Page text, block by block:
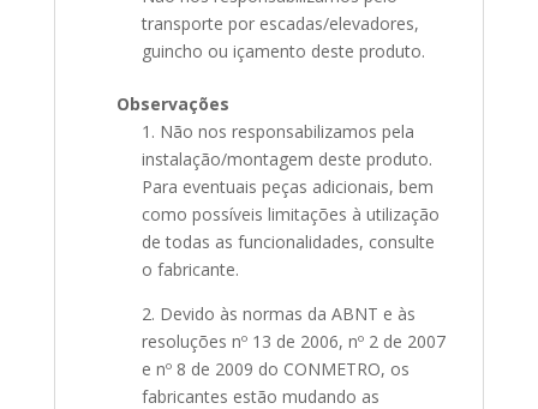
transporte por escadas/elevadores,
guincho ou içamento deste produto.
Observações
1. Não nos responsabilizamos pela
instalação/montagem deste produto.
Para eventuais peças adicionais, bem
como possíveis limitações à utilização
de todas as funcionalidades, consulte
o fabricante.
2. Devido às normas da ABNT e às
resoluções nº 13 de 2006, nº 2 de 2007
e nº 8 de 2009 do CONMETRO, os
fabricantes estão mudando as